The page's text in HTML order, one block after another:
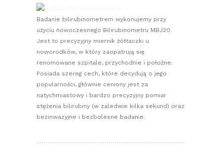
Badanie bilirubinometrem wykonujemy przy
użyciu nowoczesnego Bilirubinometru MBJ20.
Jest to precyzyjny miernik żółtaczki u
noworodków, w który zaopatrują się
renomowane szpitale, przychodnie i położne.
Posiada szereg cech, które decydują o jego
popularności, głównie ceniony jest za
natychmiastowy i bardzo precyzyjny pomiar
stężenia bilirubiny (w zaledwie kilka sekund) oraz
bezinwazyjne i bezbolesne badanie.